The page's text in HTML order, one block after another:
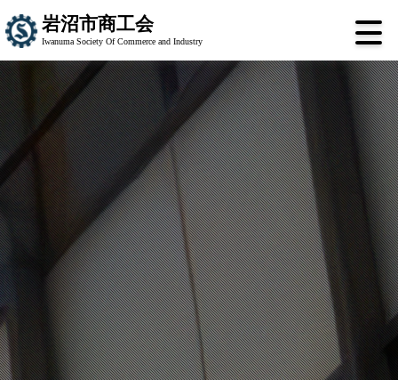
岩沼市商工会
Iwanuma Society Of Commerce and Industry